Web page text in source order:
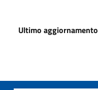
Ultimo aggiornamento